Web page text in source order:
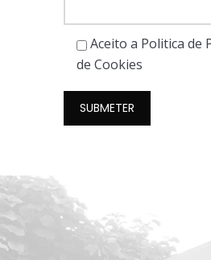
Aceito a Politica de
de Cookies